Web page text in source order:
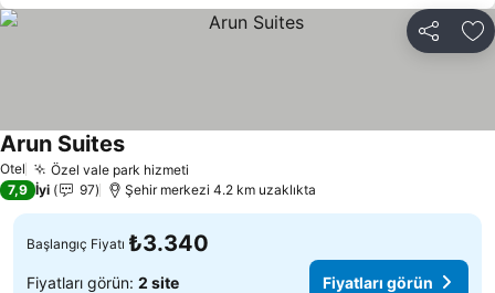
Paylaş
Otel Özel vale park hizmeti
Arun SuitesFiyatları görün
7,9 İyi 97 Şehir merkezi 4.2 km uzaklıkta
Başlangıç Fiyatı ₺3.340
Fiyatları görün: 2 site Fiyatları görün